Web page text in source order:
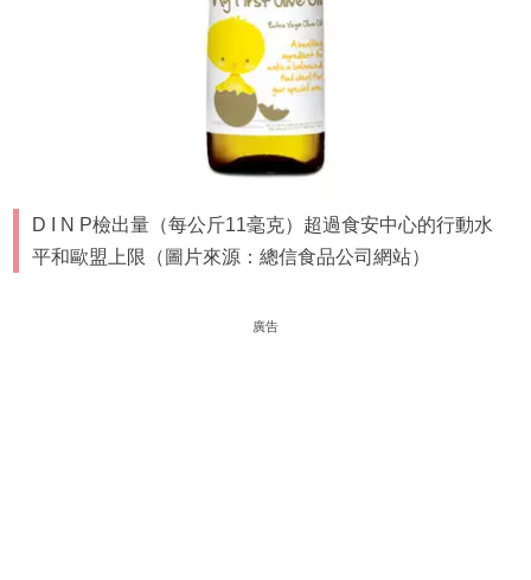
D I N P檢出量（每公斤11毫克）超過食安中心的行動水
平和歐盟上限（圖片來源：總信食品公司網站）
廣告